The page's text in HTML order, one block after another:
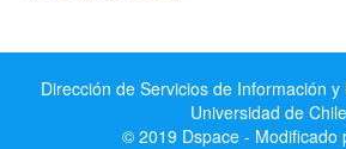
Dirección de Servicios de Información
Universidad de Chile
© 2019 Dspace - Modificado